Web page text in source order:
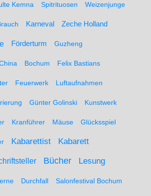
Kemna Spitrituosen Weizenjunge
Karneval Zeche Holland
Förderturm Guzheng
Bochum Felix Bastians
Feuerwerk Luftaufnahmen
Günter Golinski Kunstwerk
Kranführer Mäuse Glücksspiel
Kabarettist
Kabarett
Bücher Lesung
Durchfall Salonfestival Bochum